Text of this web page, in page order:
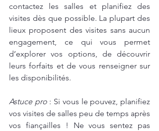
contactez les salles et planifiez des
visites dès que possible. La plupart des
lieux proposent des visites sans aucun
engagement, ce qui vous permet
d’explorer vos options, de découvrir
leurs forfaits et de vous renseigner sur
les disponibilités.
Astuce pro : Si vous le pouvez, planifiez
vos visites de salles peu de temps après
vos fiançailles ! Ne vous sentez pas